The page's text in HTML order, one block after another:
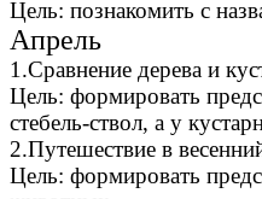
Цель: познакомить с
Апрель
1.Сравнение дерева и
Цель: формировать
стебель-ствол, а у
2.Путешествие в
Цель: формировать